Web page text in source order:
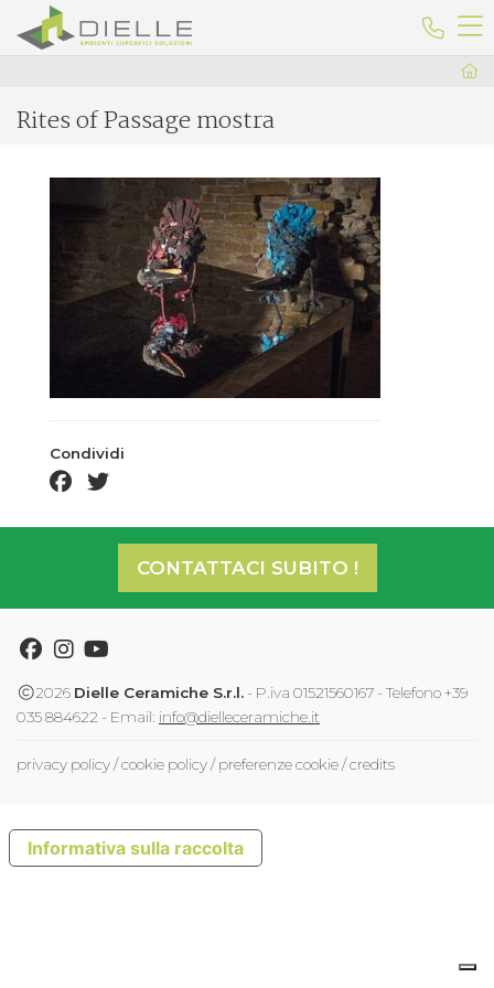
Dielle Ceramiche
Rites of Passage mostra
Condividi
facebook share
twitter share
CONTATTACI SUBITO !
Facebook
Instagram
Youtube
2026 Dielle Ceramiche S.r.l. - P.iva 01521560167 - Telefono +39
035 884622 - Email: info@dielleceramiche.it
privacy policy/cookie policy/preferenze cookie/credits
Informativa sulla raccolta